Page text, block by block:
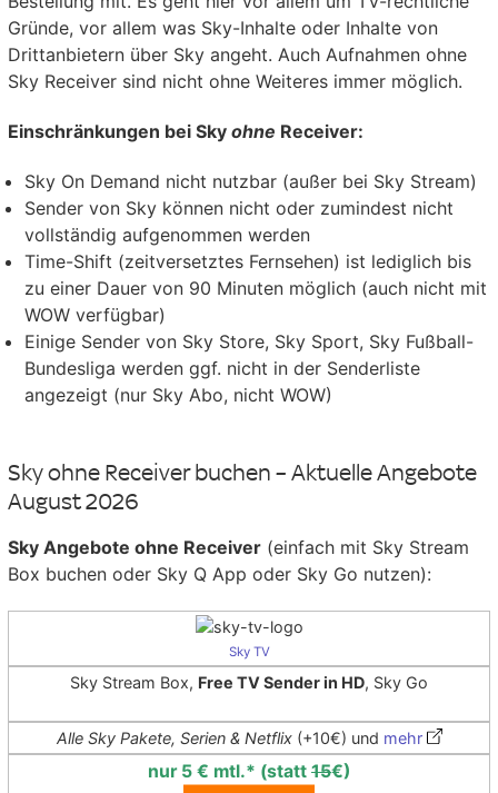
Gründe, vor allem was Sky-Inhalte oder Inhalte von
Drittanbietern über Sky angeht. Auch Aufnahmen ohne
Sky Receiver sind nicht ohne Weiteres immer möglich.
Einschränkungen bei Sky ohne Receiver:
Sky On Demand nicht nutzbar (außer bei Sky Stream)
Sender von Sky können nicht oder zumindest nicht
vollständig aufgenommen werden
Time-Shift (zeitversetztes Fernsehen) ist lediglich bis
zu einer Dauer von 90 Minuten möglich (auch nicht mit
WOW verfügbar)
Einige Sender von Sky Store, Sky Sport, Sky Fußball-
Bundesliga werden ggf. nicht in der Senderliste
angezeigt (nur Sky Abo, nicht WOW)
Sky ohne Receiver buchen – Aktuelle Angebote
August 2026
Sky Angebote ohne Receiver (einfach mit Sky Stream
Box buchen oder Sky Q App oder Sky Go nutzen):
Sky TV
Sky Stream Box, Free TV Sender in HD, Sky Go
Alle Sky Pakete, Serien & Netflix(+10€) und mehr
nur 5 € mtl.* (statt 15€)